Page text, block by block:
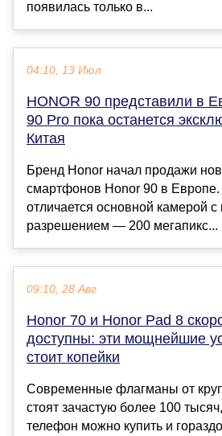
появилась только в...
04:10, 13 Июл
HONOR 90 представили в
90 Pro пока останется
Китая
Бренд Honor начал продажи
смартфонов Honor 90 в Европе.
отличается основной камерой
разрешением — 200 мегапикс...
09:10, 28 Авг
Honor 70 и Honor Pad 8
доступны: эти мощнейшие
стоит копейки
Современные флагманы от
стоят зачастую более 100
телефон можно купить и